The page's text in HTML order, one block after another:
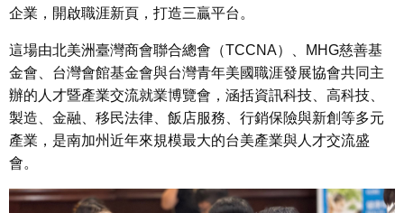
企業，開啟職涯新頁，打造三贏平台。
這場由北美洲臺灣商會聯合總會（TCCNA）、MHG慈善基
金會、台灣會館基金會與台灣青年美國職涯發展協會共同主
辦的人才暨產業交流就業博覽會，涵括資訊科技、 高科技、
製造、金融、移民法律、飯店服務、行銷保險與新創等多元
產業，是南加州近年來規模最大的台美產業與人才交流盛
會。